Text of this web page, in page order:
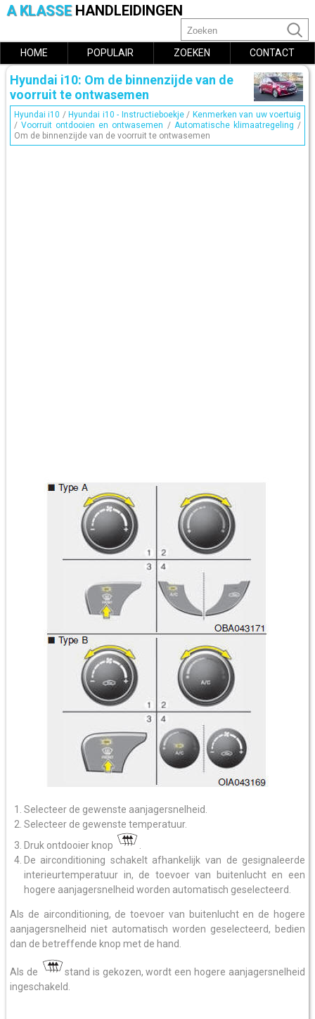
A KLASSE HANDLEIDINGEN
HOME POPULAIR ZOEKEN CONTACT
Hyundai i10: Om de binnenzijde van de
voorruit te ontwasemen
Hyundai i10 / Hyundai i10 - Instructieboekje/ Kenmerken van uw voertuig
/Voorruit ontdooien en ontwasemen / Automatische klimaatregeling /
Om de binnenzijde van de voorruit te ontwasemen
Selecteer de gewenste aanjagersnelheid.
Selecteer de gewenste temperatuur.
Druk ontdooier knop
De airconditioning schakelt afhankelijk van de gesignaleerde
interieurtemperatuur in, de toevoer van buitenlucht en een
hogere aanjagersnelheid worden automatisch geselecteerd.
Als de airconditioning, de toevoer van buitenlucht en de hogere
aanjagersnelheid niet automatisch worden geselecteerd, bedien
dan de betreffende knop met de hand.
Als de
stand is gekozen, wordt een hogere aanjagersnelheid
ingeschakeld.